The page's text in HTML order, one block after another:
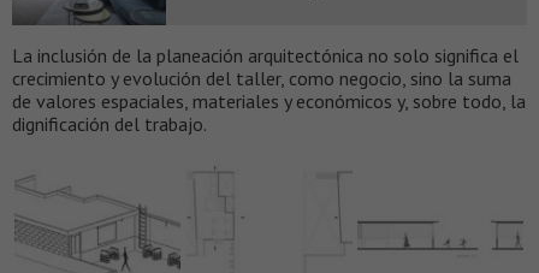
La inclusión de la planeación arquitectónica no solo significa el
crecimiento y evolución del taller, como negocio, sino la suma
de valores espaciales, materiales y económicos y, sobre todo, la
dignificación del trabajo.